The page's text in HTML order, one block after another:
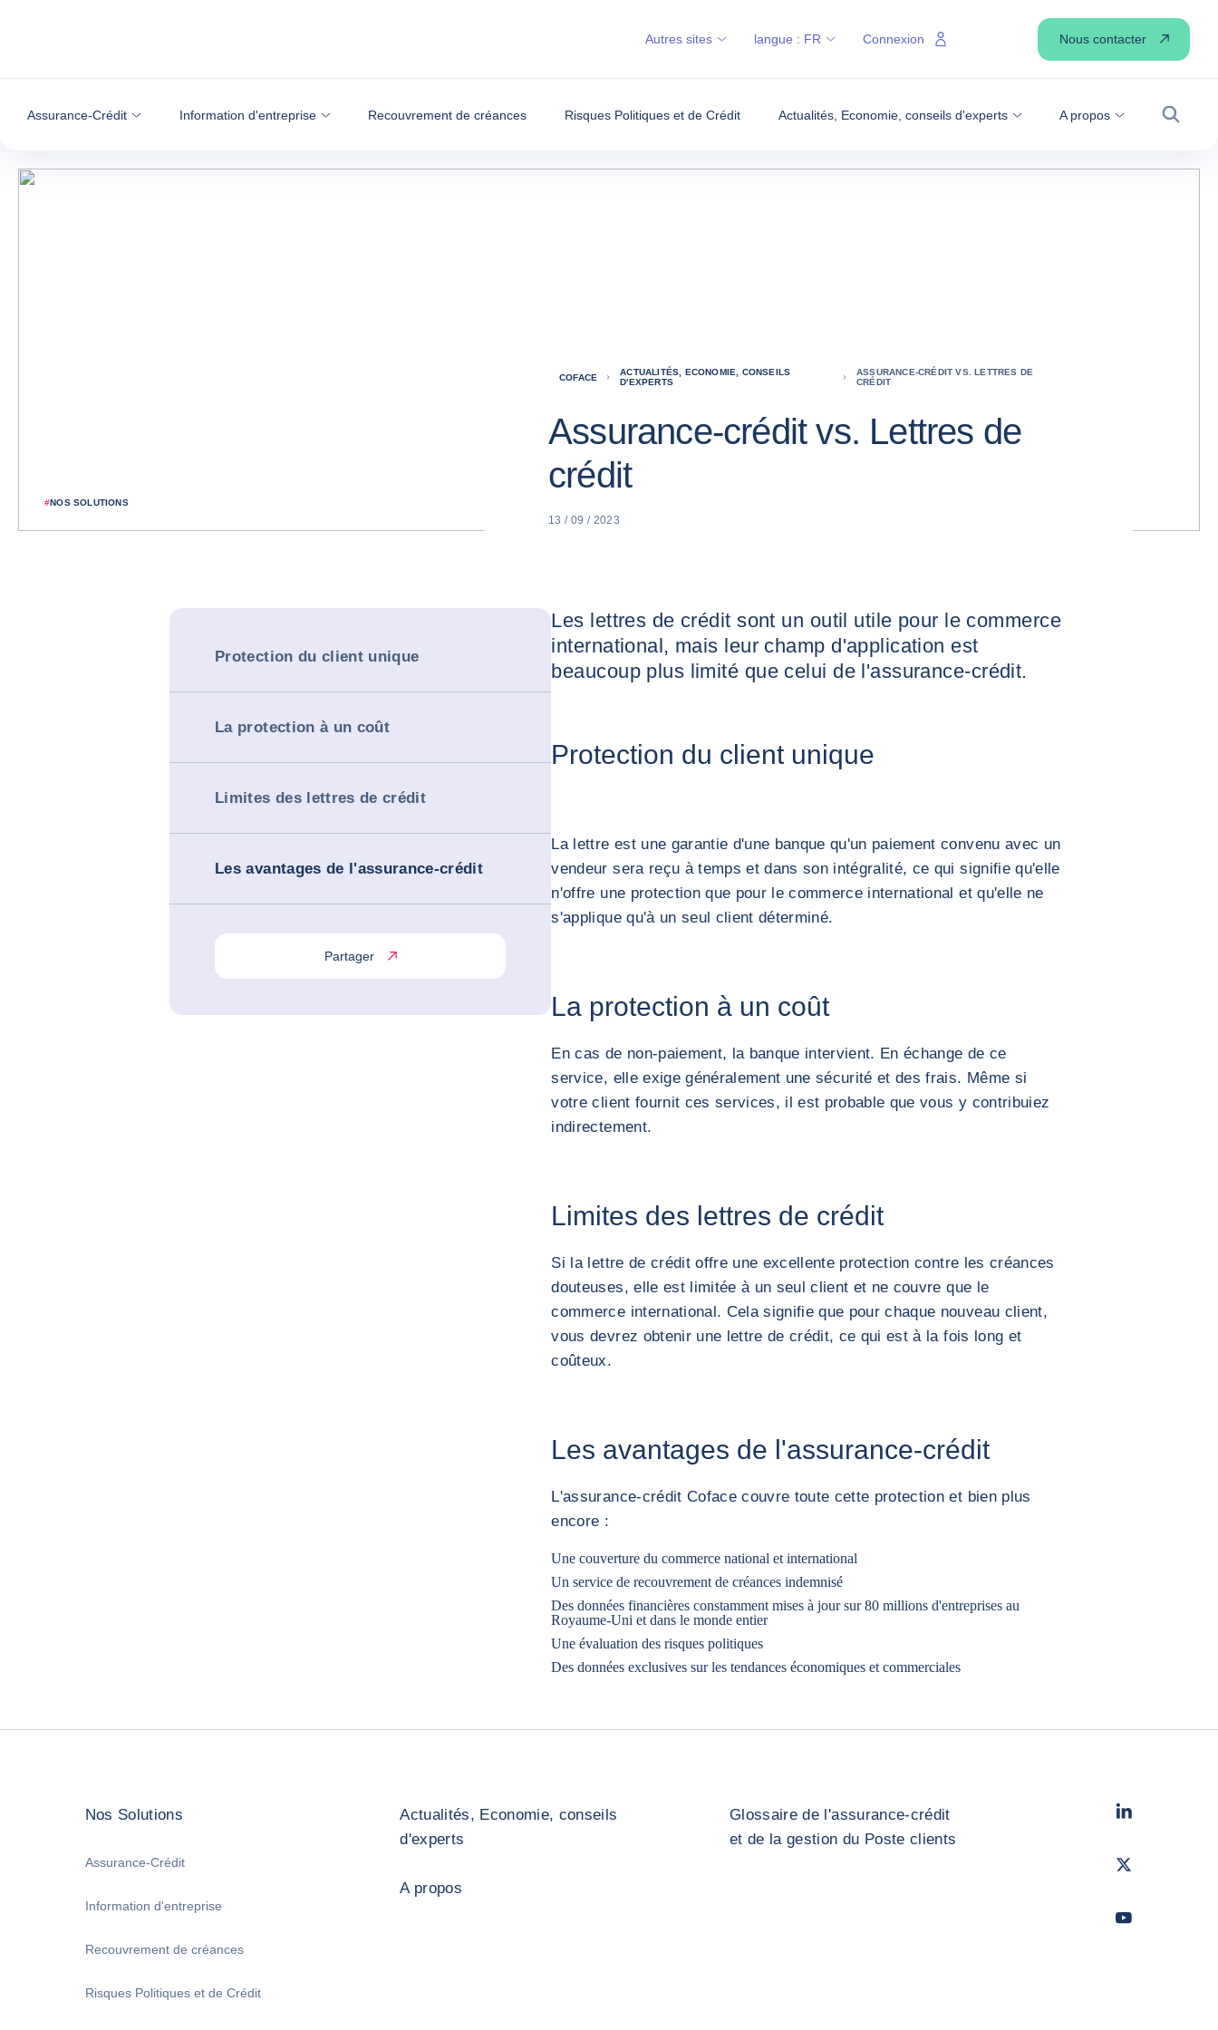
Assurance-Crédit Information d'entreprise Recouvrement de créances Risques Politiques et de Crédit Actualités, Economie, conseils d'experts A propos
Autres sites langue : FR Connexion Nous contacter
#NOS SOLUTIONS
COFACE
ACTUALITÉS, ECONOMIE, CONSEILS
D'EXPERTS
ASSURANCE-CRÉDIT VS. LETTRES DE
CRÉDIT
Assurance-crédit vs. Lettres de
crédit
13 / 09 / 2023
Protection du client unique
La protection à un coût
Limites des lettres de crédit
Les avantages de l'assurance-crédit
Partager
Les lettres de crédit sont un outil utile pour le commerce
international, mais leur champ d'application est
beaucoup plus limité que celui de l'assurance-crédit.
Protection du client unique
La lettre est une garantie d'une banque qu'un paiement convenu avec un
vendeur sera reçu à temps et dans son intégralité, ce qui signifie qu'elle
n'offre une protection que pour le commerce international et qu'elle ne
s'applique qu'à un seul client déterminé.
La protection à un coût
En cas de non-paiement, la banque intervient. En échange de ce
service, elle exige généralement une sécurité et des frais. Même si
votre client fournit ces services, il est probable que vous y contribuiez
indirectement.
Limites des lettres de crédit
Si la lettre de crédit offre une excellente protection contre les créances
douteuses, elle est limitée à un seul client et ne couvre que le
commerce international. Cela signifie que pour chaque nouveau client,
vous devrez obtenir une lettre de crédit, ce qui est à la fois long et
coûteux.
Les avantages de l'assurance-crédit
L'assurance-crédit Coface couvre toute cette protection et bien plus
encore :
Une couverture du commerce national et international
Un service de recouvrement de créances indemnisé
Des données financières constamment mises à jour sur 80 millions d'entreprises au
Royaume-Uni et dans le monde entier
Une évaluation des risques politiques
Des données exclusives sur les tendances économiques et commerciales
Nos Solutions
Assurance-Crédit
Information d'entreprise
Recouvrement de créances
Risques Politiques et de Crédit
Actualités, Economie, conseils
d'experts
A propos
Glossaire de l'assurance-crédit
et de la gestion du Poste clients
LinkedIn
Twitter
Youtube